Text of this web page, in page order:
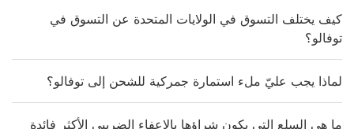
كيف يختلف التسوق في الولايات المتحدة عن التسوق في
توفالو؟
لماذا يجب عليّ ملء استمارة جمركية للشحن إلى توفالو؟
ما هي السلع التي يكون شراؤها بالإعفاء الضريبي الأكثر فائدة